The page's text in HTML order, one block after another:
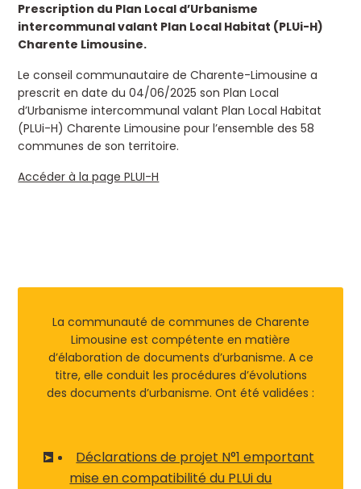
Prescription du Plan Local d’Urbanisme
intercommunal valant Plan Local Habitat (PLUi-H)
Charente Limousine.
Le conseil communautaire de Charente-Limousine a
prescrit en date du 04/06/2025 son Plan Local
d’Urbanisme intercommunal valant Plan Local Habitat
(PLUi-H) Charente Limousine pour l’ensemble des 58
communes de son territoire.
Accéder à la page PLUI-H
La communauté de communes de Charente
Limousine est compétente en matière
d’élaboration de documents d’urbanisme. A ce
titre, elle conduit les procédures d’évolutions
des documents d’urbanisme. Ont été validées :
Déclarations de projet N°1 emportant
mise en compatibilité du PLUi du